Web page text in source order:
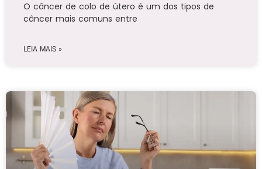
O câncer de colo de útero é um dos tipos de
câncer mais comuns entre
LEIA MAIS »